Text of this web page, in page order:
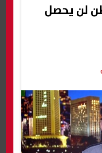
لن يحصل